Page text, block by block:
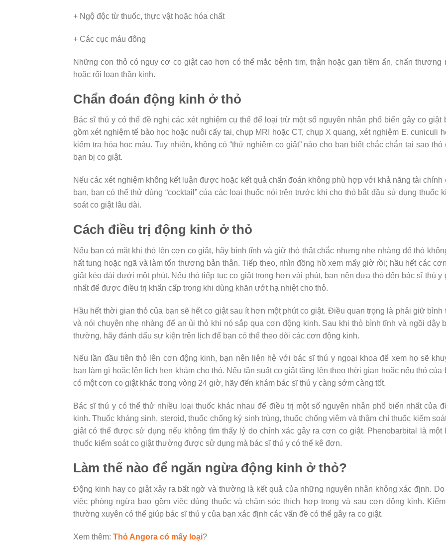
+ Ngộ độc từ thuốc, thực vật hoặc hóa chất
+ Các cục máu đông
Những con thỏ có nguy cơ co giật cao hơn có thể mắc bệnh tim, thận hoặc gan tiềm ẩn, chấn thương
hoặc rối loạn thần kinh.
Chẩn đoán động kinh ở thỏ
Bác sĩ thú y có thể đề nghị các xét nghiệm cụ thể để loại trừ một số nguyên nhân phổ biến gây co giật
gồm xét nghiệm tế bào học hoặc nuôi cấy tai, chụp MRI hoặc CT, chụp X quang, xét nghiệm E. cuniculi
kiểm tra hóa học máu. Tuy nhiên, không có “thử nghiệm co giật” nào cho bạn biết chắc chắn tại sao thỏ
bạn bị co giật.
Nếu các xét nghiệm không kết luận được hoặc kết quả chẩn đoán không phù hợp với khả năng tài chính
bạn, bạn có thể thử dùng “cocktail” của các loại thuốc nói trên trước khi cho thỏ bắt đầu sử dụng thuốc
soát co giật lâu dài.
Cách điều trị động kinh ở thỏ
Nếu bạn có mặt khi thỏ lên cơn co giật, hãy bình tĩnh và giữ thỏ thật chắc nhưng nhẹ nhàng để thỏ
hất tung hoặc ngã và làm tổn thương bản thân. Tiếp theo, nhìn đồng hồ xem mấy giờ rồi; hầu hết các
giật kéo dài dưới một phút. Nếu thỏ tiếp tục co giật trong hơn vài phút, bạn nên đưa thỏ đến bác sĩ thú y
nhất để được điều trị khẩn cấp trong khi dùng khăn ướt hạ nhiệt cho thỏ.
Hầu hết thời gian thỏ của bạn sẽ hết co giật sau ít hơn một phút co giật. Điều quan trọng là phải giữ bình
và nói chuyện nhẹ nhàng để an ủi thỏ khi nó sắp qua cơn động kinh. Sau khi thỏ bình tĩnh và ngồi dậy
thường, hãy đánh dấu sự kiện trên lịch để bạn có thể theo dõi các cơn động kinh.
Nếu lần đầu tiên thỏ lên cơn động kinh, bạn nên liên hệ với bác sĩ thú y ngoại khoa để xem họ sẽ
bạn làm gì hoặc lên lịch hẹn khám cho thỏ. Nếu tần suất co giật tăng lên theo thời gian hoặc nếu thỏ của
có một cơn co giật khác trong vòng 24 giờ, hãy đến khám bác sĩ thú y càng sớm càng tốt.
Bác sĩ thú y có thể thử nhiều loại thuốc khác nhau để điều trị một số nguyên nhân phổ biến nhất của
kinh. Thuốc kháng sinh, steroid, thuốc chống ký sinh trùng, thuốc chống viêm và thậm chí thuốc kiểm
giật có thể được sử dụng nếu không tìm thấy lý do chính xác gây ra cơn co giật. Phenobarbital là một
thuốc kiểm soát co giật thường được sử dụng mà bác sĩ thú y có thể kê đơn.
Làm thế nào để ngăn ngừa động kinh ở thỏ?
Động kinh hay co giật xảy ra bất ngờ và thường là kết quả của những nguyên nhân không xác định. Do
việc phòng ngừa bao gồm việc dùng thuốc và chăm sóc thích hợp trong và sau cơn động kinh.
thường xuyên có thể giúp bác sĩ thú y của bạn xác định các vấn đề có thể gây ra co giật.
Xem thêm: Thỏ Angora có mấy loại?